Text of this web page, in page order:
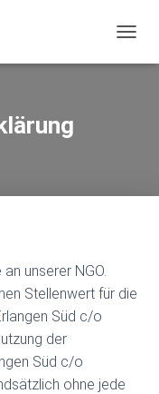
A
H
unserer NGO.
Stellenwert für die
Süd c/o
der
Süd c/o
ohne jede